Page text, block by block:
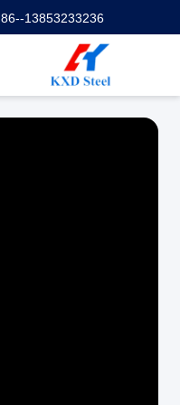
86--13853233236